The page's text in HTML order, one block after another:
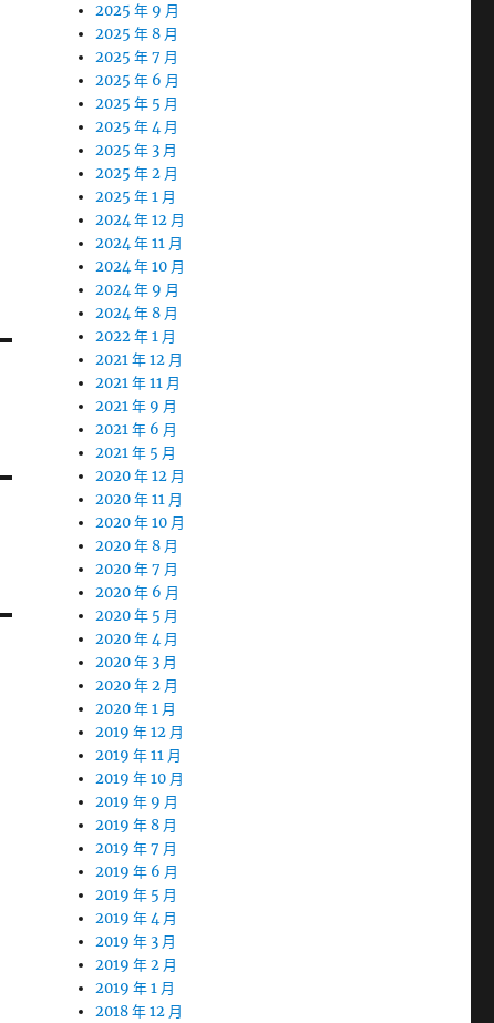
2025 年 9 月
2025 年 8 月
2025 年 7 月
2025 年 6 月
2025 年 5 月
2025 年 4 月
2025 年 3 月
2025 年 2 月
2025 年 1 月
2024 年 12 月
2024 年 11 月
2024 年 10 月
2024 年 9 月
2024 年 8 月
2022 年 1 月
2021 年 12 月
2021 年 11 月
2021 年 9 月
2021 年 6 月
2021 年 5 月
2020 年 12 月
2020 年 11 月
2020 年 10 月
2020 年 8 月
2020 年 7 月
2020 年 6 月
2020 年 5 月
2020 年 4 月
2020 年 3 月
2020 年 2 月
2020 年 1 月
2019 年 12 月
2019 年 11 月
2019 年 10 月
2019 年 9 月
2019 年 8 月
2019 年 7 月
2019 年 6 月
2019 年 5 月
2019 年 4 月
2019 年 3 月
2019 年 2 月
2019 年 1 月
2018 年 12 月